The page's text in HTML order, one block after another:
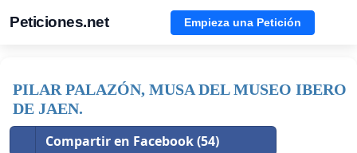
Peticiones.net Empieza una Petición
PILAR PALAZÓN, MUSA DEL MUSEO IBERO
DE JAEN.
Compartir en Facebook (54)